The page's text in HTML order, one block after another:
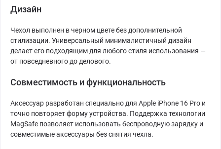
Дизайн
Чехол выполнен в черном цвете без дополнительной
стилизации. Универсальный минималистичный дизайн
делает его подходящим для любого стиля использования —
от повседневного до делового.
Совместимость и функциональность
Аксессуар разработан специально для Apple iPhone 16 Pro и
точно повторяет форму устройства. Поддержка технологии
MagSafe позволяет использовать беспроводную зарядку и
совместимые аксессуары без снятия чехла.